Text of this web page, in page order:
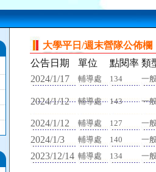
大學平日/週末營隊公佈欄
公告日期
單位 點閱率 類
2024/1/17
輔導處 134 一
2024/1/12 輔導處 143 一
2024/1/12 輔導處 127 一
2024/1/3 輔導處 140 一
2023/12/14 輔導處 134 一